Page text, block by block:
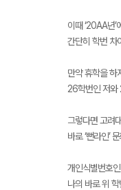
이때 ‘20AA년’
간단히 학번 차
만약 휴학을 하
26학번인 저와
그렇다면 고려
바로 ‘뻔라인’
개인식별번호인
나의 바로 위